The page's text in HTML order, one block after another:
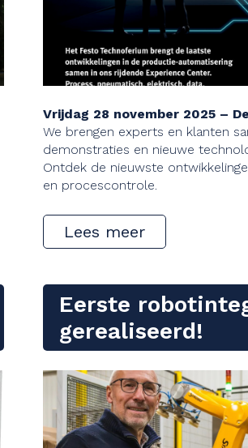
Vrijdag 28 november 2025 –
We brengen experts en klanten
demonstraties en nieuwe
Ontdek de nieuwste
en procescontrole.
Lees meer
Eerste
gerealiseerd!